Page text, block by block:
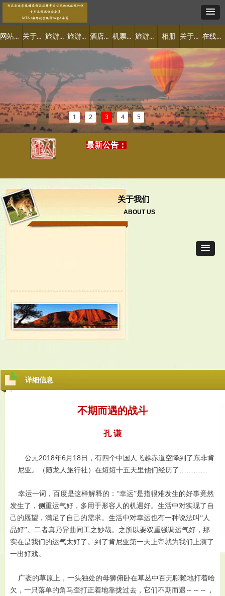
网站首页 关于肯尼亚 旅游景点 旅游线路 酒店预定 机票签证 旅游攻略 相册 关于我们 在线预订
1 2 3 4 5
最新公告：
不期而遇的战斗
孔 谦
公元2018年6月18日，有四个中国人飞越赤道空降到了东非肯
尼亚。（随龙人旅行社）在短短十五天里他们经历了…………
幸运一词，百度是这样解释的：“幸运”是指很难发生的好事竟然
发生了，侧重运气好，多用于形容人的机遇好。生活中对实现了自
己的愿望，满足了自己的需求。生活中对幸运也有一种说法叫“人
品好”。二者真乃异曲同工之妙哉。之所以要双重强调运气好，那
实在是我们的运气太好了。到了肯尼亚第一天上帝就为我们上演了
一出好戏。
广袤的草原上，一头独处的母狮俯卧在草丛中百无聊赖地打着哈
欠，一只落单的角马歪打正着地靠拢过去，它们不期而遇～～～，
详细信息
关于我们
ABOUT US